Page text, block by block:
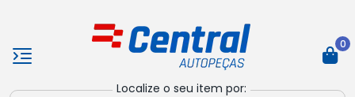
Localize o seu item por:
0